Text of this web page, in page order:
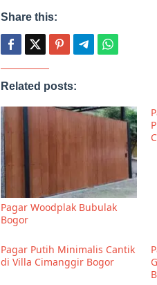
Share this:
Related posts:
Pagar Woodplak Bubulak
Bogor
Pagar Putih Minimalis Cantik
di Villa Cimanggir Bogor